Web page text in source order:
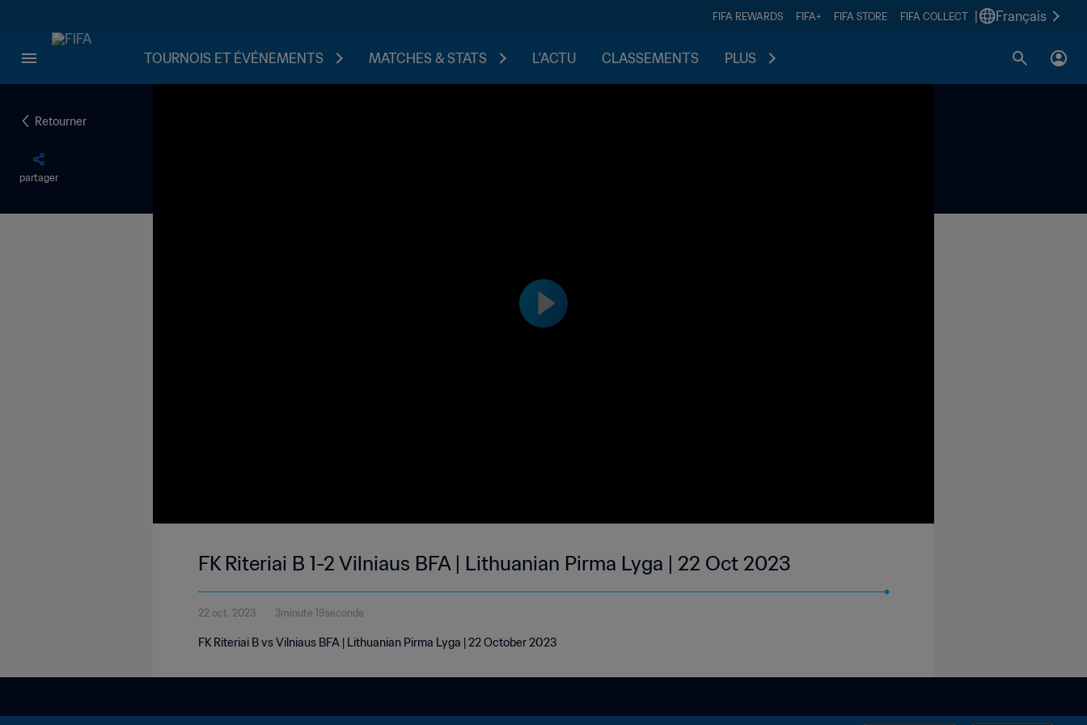
FIFA REWARDS FIFA+ FIFA STORE FIFA COLLECT Français
TOURNOIS ET ÉVÉNEMENTS MATCHES & STATS L'ACTU CLASSEMENTS PLUS
Retourner
partager
FK Riteriai B 1-2 Vilniaus BFA | Lithuanian Pirma Lyga | 22 Oct 2023
22 oct. 2023 3minute 19seconde
FK Riteriai B vs Vilniaus BFA | Lithuanian Pirma Lyga | 22 October 2023